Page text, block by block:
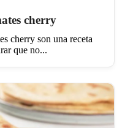
cherry
cherry son una receta
que no...